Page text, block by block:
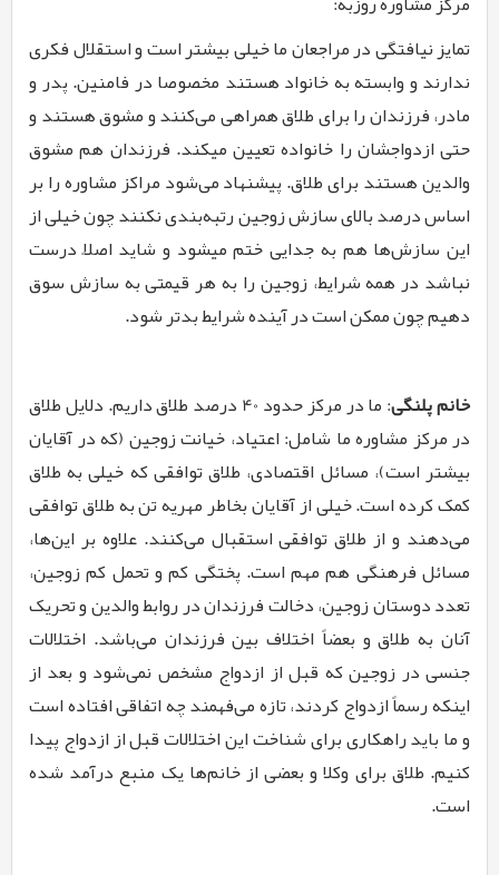
تمایز نیافتگی در مراجعان ما خیلی بیشتر است و استقلال فکری
ندارند و وابسته به خانواد هستند مخصوصا در فامنین. پدر و
مادر، فرزندان را برای طلاق همراهی می‌کنند و مشوق هستند و
حتی ازدواجشان را خانواده تعیین میکند. فرزندان هم مشوق
والدین هستند برای طلاق. پیشنهاد می­‌شود مراکز مشاوره را بر
اساس درصد بالای سازش زوجین رتبه‌­بندی نکنند چون خیلی از
این سازش­‌ها هم به جدایی ختم می­شود و شاید اصلاً درست
نباشد در همه شرایط، زوجین را به هر قیمتی به سازش سوق
دهیم چون ممکن است در آینده شرایط بدتر شود.
خانم پلنگی
: ما در مرکز حدود 40 درصد طلاق داریم. دلایل طلاق
در مرکز مشاوره ما شامل: اعتیاد، خیانت زوجین (که در آقایان
بیش­تر است)، مسائل اقتصادی، طلاق توافقی که خیلی به طلاق
کمک کرده است. خیلی از آقایان بخاطر مهریه تن به طلاق توافقی
می‌­دهند و از طلاق توافقی استقبال می‌­کنند. علاوه بر این­‌ها،
مسائل فرهنگی هم مهم است. پختگی کم و تحمل کم زوجین،
تعدد دوستان زوجین، دخالت فرزندان در روابط والدین و تحریک
آنان به طلاق و بعضاً اختلاف بین فرزندان می­‌باشد. اختلالات
جنسی در زوجین که قبل از ازدواج مشخص نمی­‌شود و بعد از
اینکه رسماً ازدواج کردند، تازه می­‌فهمند چه اتفاقی افتاده است
و ما باید راهکاری برای شناخت این اختلالات قبل از ازدواج پیدا
کنیم. طلاق برای وکلا و بعضی از خانم­‌ها یک منبع درآمد شده
است.